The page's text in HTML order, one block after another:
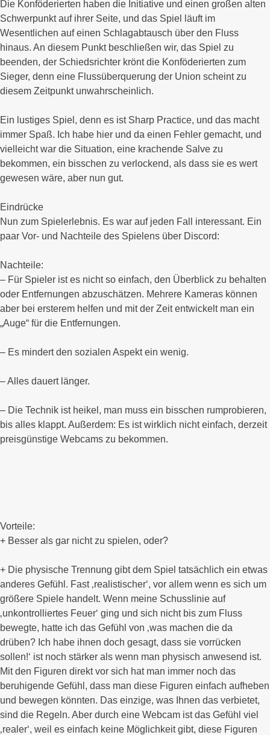
Die Konföderierten haben die Initiative und einen großen alten
Schwerpunkt auf ihrer Seite, und das Spiel läuft im
Wesentlichen auf einen Schlagabtausch über den Fluss
hinaus. An diesem Punkt beschließen wir, das Spiel zu
beenden, der Schiedsrichter krönt die Konföderierten zum
Sieger, denn eine Flussüberquerung der Union scheint zu
diesem Zeitpunkt unwahrscheinlich.
Ein lustiges Spiel, denn es ist Sharp Practice, und das macht
immer Spaß. Ich habe hier und da einen Fehler gemacht, und
vielleicht war die Situation, eine krachende Salve zu
bekommen, ein bisschen zu verlockend, als dass sie es wert
gewesen wäre, aber nun gut.
Eindrücke
Nun zum Spielerlebnis. Es war auf jeden Fall interessant. Ein
paar Vor- und Nachteile des Spielens über Discord:
Nachteile:
– Für Spieler ist es nicht so einfach, den Überblick zu behalten
oder Entfernungen abzuschätzen. Mehrere Kameras können
aber bei ersterem helfen und mit der Zeit entwickelt man ein
„Auge“ für die Entfernungen.
– Es mindert den sozialen Aspekt ein wenig.
– Alles dauert länger.
– Die Technik ist heikel, man muss ein bisschen rumprobieren,
bis alles klappt. Außerdem: Es ist wirklich nicht einfach, derzeit
preisgünstige Webcams zu bekommen.
Vorteile:
+ Besser als gar nicht zu spielen, oder?
+ Die physische Trennung gibt dem Spiel tatsächlich ein etwas
anderes Gefühl. Fast ‚realistischer‘, vor allem wenn es sich um
größere Spiele handelt. Wenn meine Schusslinie auf
‚unkontrolliertes Feuer‘ ging und sich nicht bis zum Fluss
bewegte, hatte ich das Gefühl von ‚was machen die da
drüben? Ich habe ihnen doch gesagt, dass sie vorrücken
sollen!‘ ist noch stärker als wenn man physisch anwesend ist.
Mit den Figuren direkt vor sich hat man immer noch das
beruhigende Gefühl, dass man diese Figuren einfach aufheben
und bewegen könnten. Das einzige, was Ihnen das verbietet,
sind die Regeln. Aber durch eine Webcam ist das Gefühl viel
‚realer‘, weil es einfach keine Möglichkeit gibt, diese Figuren